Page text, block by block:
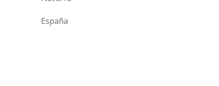
España